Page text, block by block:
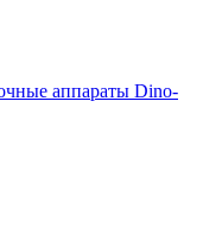
аппараты Dino-